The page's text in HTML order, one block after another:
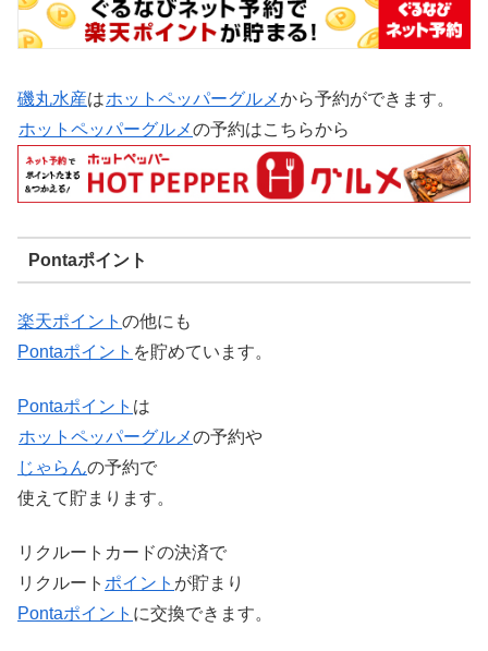
磯丸水産はホットペッパーグルメから予約ができます。
ホットペッパーグルメの予約はこちらから
Pontaポイント
楽天ポイント の他にも
Pontaポイント を貯めています。
Pontaポイント は
ホットペッパーグルメの予約や
じゃらんの予約で
使えて貯まります。
リクルートカードの決済で
リクルート ポイント が貯まり
Pontaポイント に交換できます。